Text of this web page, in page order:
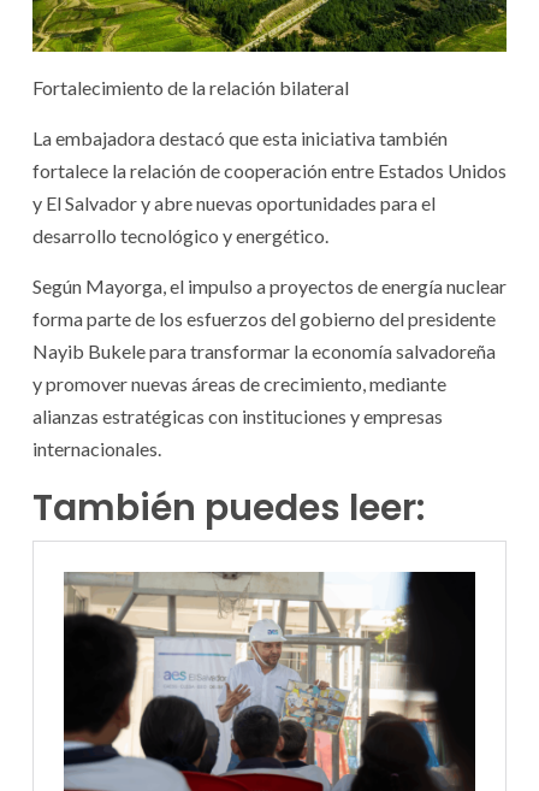
Fortalecimiento de la relación bilateral
La embajadora destacó que esta iniciativa también
fortalece la relación de cooperación entre Estados Unidos
y El Salvador y abre nuevas oportunidades para el
desarrollo tecnológico y energético.
Según Mayorga, el impulso a proyectos de energía nuclear
forma parte de los esfuerzos del gobierno del presidente
Nayib Bukele para transformar la economía salvadoreña
y promover nuevas áreas de crecimiento, mediante
alianzas estratégicas con instituciones y empresas
internacionales.
También puedes leer: